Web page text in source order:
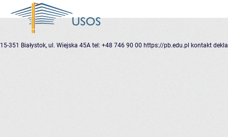
15-351 Białystok, ul. Wiejska 45A tel: +48 746 90 00 https://pb.edu.pl kontakt